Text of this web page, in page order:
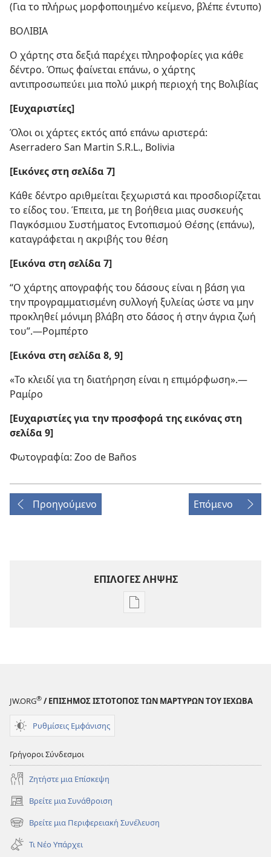
(Για το πλήρως μορφοποιημένο κείμενο, βλέπε έντυπο)
ΒΟΛΙΒΙΑ
Ο χάρτης στα δεξιά παρέχει πληροφορίες για κάθε
δέντρο. Όπως φαίνεται επάνω, ο χάρτης
αντιπροσωπεύει μια πολύ μικρή περιοχή της Βολιβίας
[Ευχαριστίες]
Όλοι οι χάρτες εκτός από επάνω αριστερά:
Aserradero San Martin S.R.L., Bolivia
[Εικόνες στη σελίδα 7]
Κάθε δέντρο αριθμείται ξεχωριστά και προσδιορίζεται
το είδος του. Έπειτα, με τη βοήθεια μιας συσκευής
Παγκόσμιου Συστήματος Εντοπισμού Θέσης (επάνω),
καταγράφεται η ακριβής του θέση
[Εικόνα στη σελίδα 7]
“Ο χάρτης απογραφής του δάσους είναι η βάση για
την προγραμματισμένη συλλογή ξυλείας ώστε να μην
προκληθεί μόνιμη βλάβη στο δάσος ή στην άγρια ζωή
του”.​—Ρομπέρτο
[Εικόνα στη σελίδα 8, 9]
«Το κλειδί για τη διατήρηση είναι η επιμόρφωση».​—
Ραμίρο
[Ευχαριστίες για την προσφορά της εικόνας στη
σελίδα 9]
Φωτογραφία: Zoo de Baños
Προηγούμενο Επόμενο
ΕΠΙΛΟΓΕΣ ΛΗΨΗΣ
Επιλογές
JW.ORG® / ΕΠΙΣΗΜΟΣ ΙΣΤΟΤΟΠΟΣ ΤΩΝ ΜΑΡΤΥΡΩΝ ΤΟΥ ΙΕΧΩΒΑ
Ρυθμίσεις Εμφάνισης
Γρήγοροι Σύνδεσμοι
Ζητήστε μια Επίσκεψη
Βρείτε μια Συνάθροιση
(ανοίγει
νέο
παράθυρο)
Βρείτε μια Περιφερειακή Συνέλευση
(ανοίγει
νέο
παράθυρο)
Τι Νέο Υπάρχει